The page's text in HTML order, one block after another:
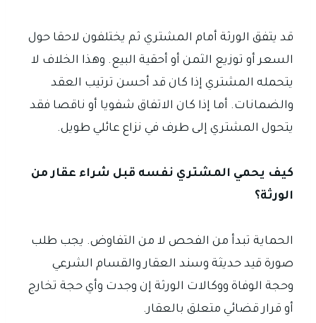
قد يتفق الورثة أمام المشتري ثم يختلفون لاحقا حول
السعر أو توزيع الثمن أو أحقية البيع. وهذا الخلاف لا
يتحمله المشتري إذا كان قد أحسن ترتيب العقد
والضمانات. أما إذا كان الاتفاق شفويا أو ناقصا فقد
يتحول المشتري إلى طرف في نزاع عائلي طويل.
كيف يحمي المشتري نفسه قبل شراء عقار من
الورثة؟
الحماية تبدأ من الفحص لا من التفاوض. يجب طلب
صورة قيد حديثة وسند العقار والقسام الشرعي
وحجة الوفاة ووكالات الورثة إن وجدت وأي حجة تخارج
أو قرار قضائي متعلق بالعقار.